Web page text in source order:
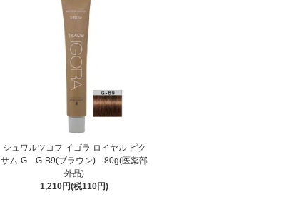
シュワルツコフ イゴラ ロイヤル ピク
サム-G G-B9(ブラウン) 80g(医薬部
外品)
1,210円(税110円)